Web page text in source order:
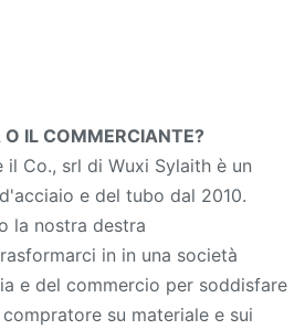
O IL COMMERCIANTE?
il Co., srl di Wuxi Sylaith è un
e del tubo dal 2010.
la nostra destra
in in una società
e del commercio per soddisfare
su materiale e sui